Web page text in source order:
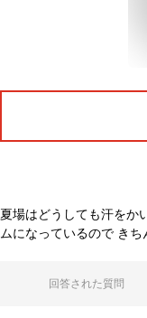
夏場はどうしても汗をか
ムになっているので きち
回答された質問